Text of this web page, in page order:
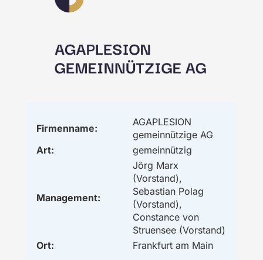
Firmenname:
AGAPLESION
gemeinnützige AG
Art:
gemeinnützig
Management:
Jörg Marx
(Vorstand),
Sebastian Polag
(Vorstand),
Constance von
Struensee (Vorstand)
Ort:
Frankfurt am Main